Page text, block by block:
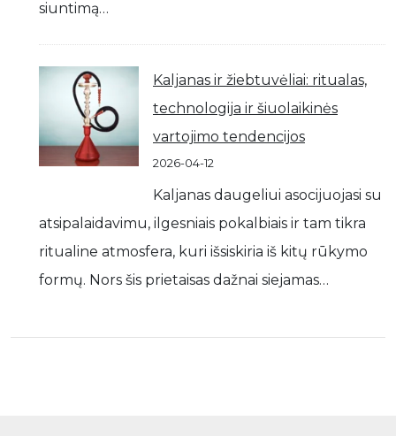
siuntimą…
Kaljanas ir žiebtuvėliai: ritualas,
technologija ir šiuolaikinės
vartojimo tendencijos
2026-04-12
Kaljanas daugeliui asocijuojasi su
atsipalaidavimu, ilgesniais pokalbiais ir tam tikra
ritualine atmosfera, kuri išsiskiria iš kitų rūkymo
formų. Nors šis prietaisas dažnai siejamas…